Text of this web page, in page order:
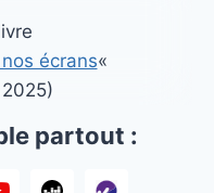
écrans«
partout :